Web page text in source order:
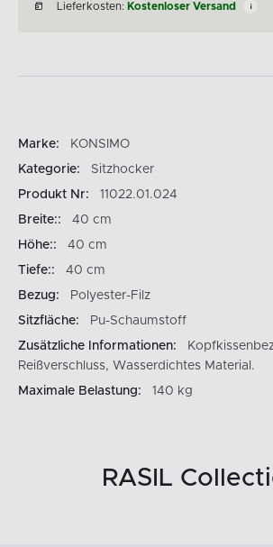
Lieferkosten: Kostenloser Versand
Marke:
KONSIMO
Kategorie:
Sitzhocker
Produkt Nr:
11022.01.024
Breite::
40 cm
Höhe::
40 cm
Tiefe::
40 cm
Bezug:
Polyester-Filz
Sitzfläche:
Pu-Schaumstoff
Zusätzliche Informationen:
Reißverschluss, Wasserdichtes Material.
Maximale Belastung:
140 kg
RASIL